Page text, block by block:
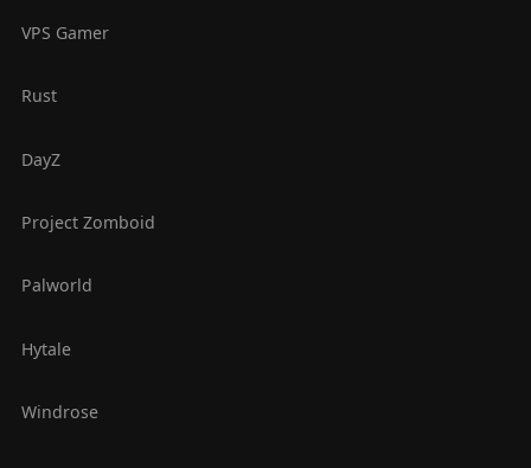
VPS Gamer
Rust
DayZ
Project Zomboid
Palworld
Hytale
Windrose